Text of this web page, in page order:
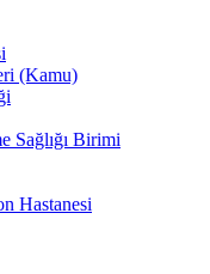
(Kamu)
Sağlığı Birimi
Hastanesi